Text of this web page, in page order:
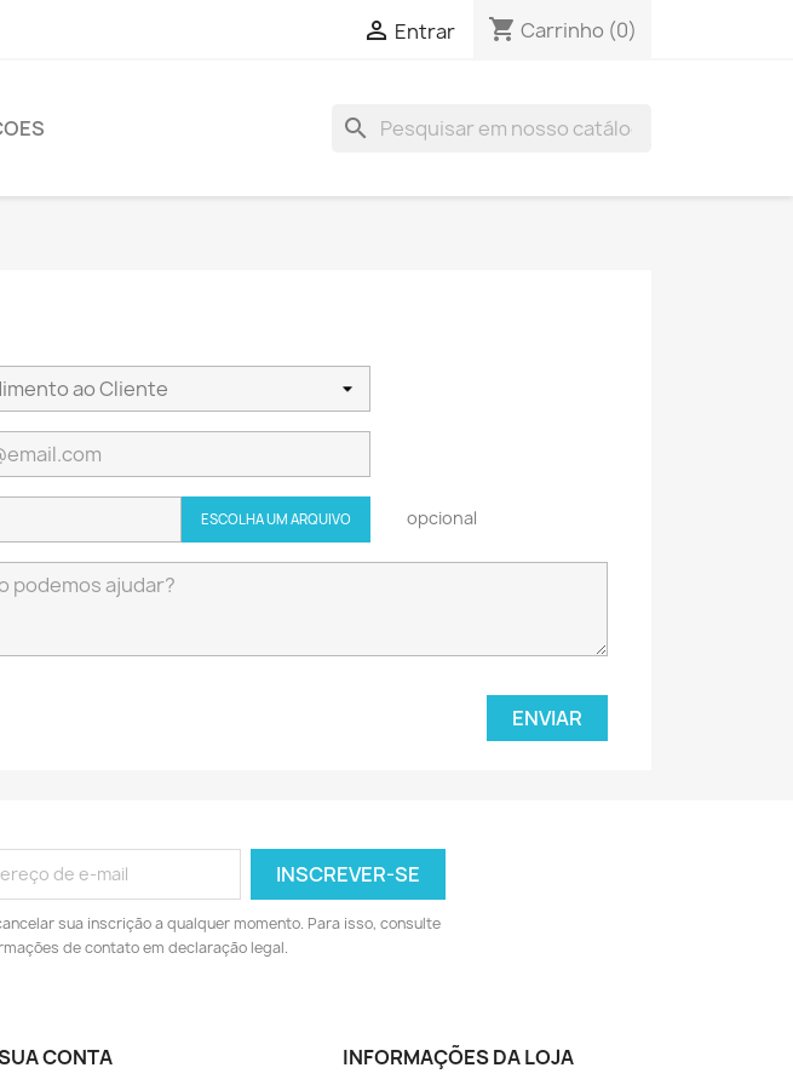
 Entrar shopping_cart Carrinho (0)
search
ESCOLHA UM ARQUIVO opcional
sua inscrição a qualquer momento. Para isso, consulte
de contato em declaração legal.
CONTA INFORMAÇÕES DA LOJA